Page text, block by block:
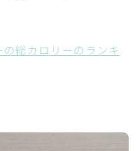
総カロリーのランキ